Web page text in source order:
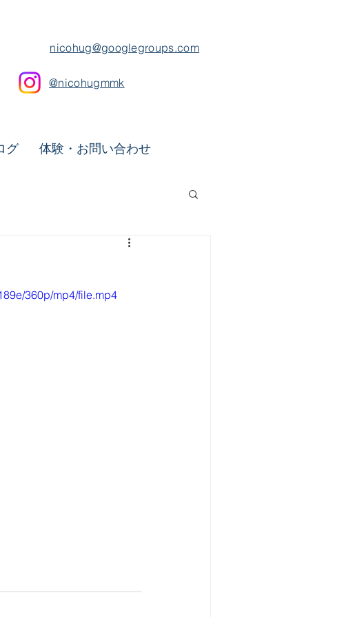
nicohug@googlegroups.com
@nicohugmmk
グ 体験・お問い合わせ
360p/mp4/file.mp4